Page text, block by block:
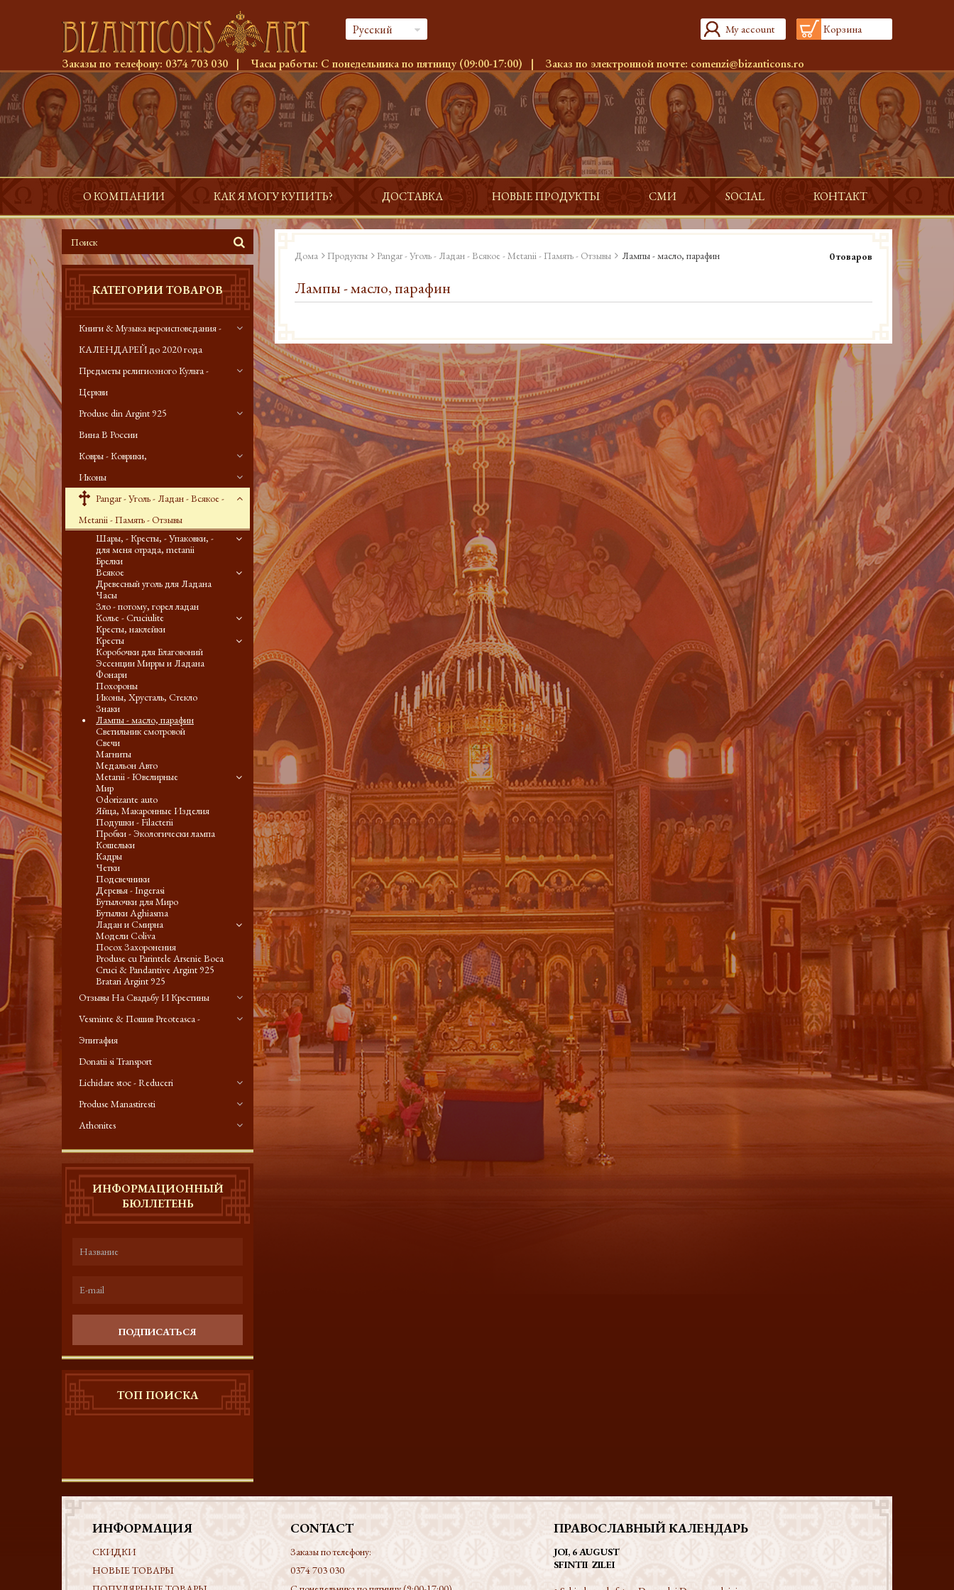
Русский My account Корзина
Заказы по телефону: 0374 703 030 | Часы работы: С понедельника по пятницу (09:00-17:00) | Заказ по электронной почте: comenzi@bizanticons.ro
О КОМПАНИИ КАК Я МОГУ КУПИТЬ? ДОСТАВКА НОВЫЕ ПРОДУКТЫ СМИ SOCIAL КОНТАКТ
КАТЕГОРИИ ТОВАРОВ
Книги & Музыка вероисповедания -
КАЛЕНДАРЕЙ до 2020 года
Предметы религиозного Культа -
Церкви
Produse din Argint 925
Вина В России
Ковры - Коврики,
Иконы
Pangar - Уголь - Ладан - Всякое -
Metanii - Память - Отзывы
Шары, - Кресты, - Упаковки, -
для меня отрада, metanii
Брелки
Всякое
Древесный уголь для Ладана
Часы
Зло - потому, горел ладан
Колье - Cruciulite
Кресты, наклейки
Кресты
Коробочки для Благовоний
Эссенции Мирры и Ладана
Фонари
Похороны
Иконы, Хрусталь, Стекло
Знаки
Лампы - масло, парафин
Светильник смотровой
Свечи
Магниты
Медальон Авто
Metanii - Ювелирные
Мир
Odorizante auto
Яйца, Макаронные Изделия
Подушки - Filacterii
Пробки - Экологически лампа
Кошельки
Кадры
Четки
Подсвечники
Деревья - Ingerasi
Бутылочки для Миро
Бутылки Aghiasma
Ладан и Смирна
Модели Coliva
Посох Захоронения
Produse cu Parintele Arsenie Boca
Cruci & Pandantive Argint 925
Bratari Argint 925
Отзывы На Свадьбу И Крестины
Vesminte & Пошив Preoteasca -
Эпитафия
Donatii si Transport
Lichidare stoc - Reduceri
Produse Manastiresti
Athonites
ИНФОРМАЦИОННЫЙ
БЮЛЛЕТЕНЬ
ПОДПИСАТЬСЯ
ТОП ПОИСКА
Дома Продукты Pangar - Уголь - Ладан - Всякое - Metanii - Память - Отзывы Лампы - масло, парафин 0 товаров
Лампы - масло, парафин
ИНФОРМАЦИЯ
СКИДКИ
НОВЫЕ ТОВАРЫ
CONTACT
Заказы по телефону:
0374 703 030
ПРАВОСЛАВНЫЙ КАЛЕНДАРЬ
JOI, 6 AUGUST
SFINTII ZILEI